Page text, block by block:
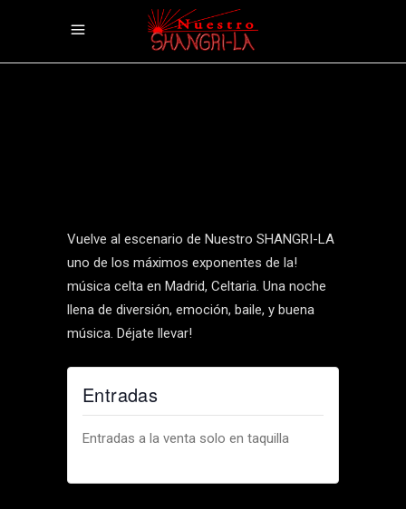
Vuelve al escenario de Nuestro SHANGRI-LA
uno de los máximos exponentes de la!
música celta en Madrid, Celtaria. Una noche
llena de diversión, emoción, baile, y buena
música. Déjate llevar!
Entradas
Entradas a la venta solo en taquilla